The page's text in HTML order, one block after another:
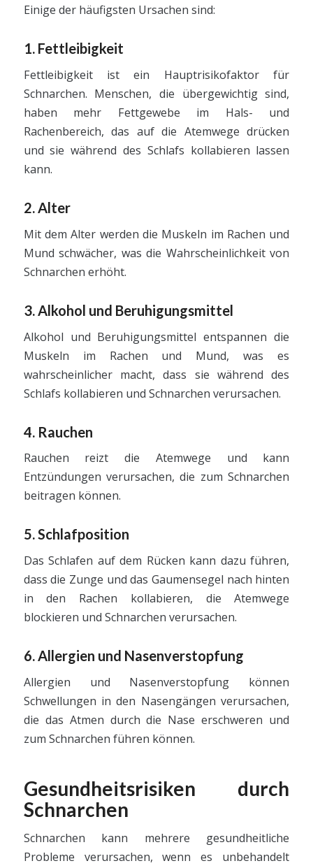
Einige der häufigsten Ursachen sind:
1. Fettleibigkeit
Fettleibigkeit ist ein Hauptrisikofaktor für
Schnarchen. Menschen, die übergewichtig sind,
haben mehr Fettgewebe im Hals- und
Rachenbereich, das auf die Atemwege drücken
und sie während des Schlafs kollabieren lassen
kann.
2. Alter
Mit dem Alter werden die Muskeln im Rachen und
Mund schwächer, was die Wahrscheinlichkeit von
Schnarchen erhöht.
3. Alkohol und Beruhigungsmittel
Alkohol und Beruhigungsmittel entspannen die
Muskeln im Rachen und Mund, was es
wahrscheinlicher macht, dass sie während des
Schlafs kollabieren und Schnarchen verursachen.
4. Rauchen
Rauchen reizt die Atemwege und kann
Entzündungen verursachen, die zum Schnarchen
beitragen können.
5. Schlafposition
Das Schlafen auf dem Rücken kann dazu führen,
dass die Zunge und das Gaumensegel nach hinten
in den Rachen kollabieren, die Atemwege
blockieren und Schnarchen verursachen.
6. Allergien und Nasenverstopfung
Allergien und Nasenverstopfung können
Schwellungen in den Nasengängen verursachen,
die das Atmen durch die Nase erschweren und
zum Schnarchen führen können.
Gesundheitsrisiken durch
Schnarchen
Schnarchen kann mehrere gesundheitliche
Probleme verursachen, wenn es unbehandelt